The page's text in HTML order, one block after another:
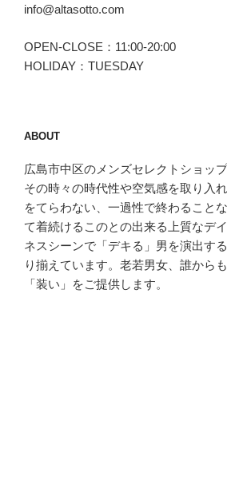
info@altasotto.com
OPEN-CLOSE：11:00-20:00
HOLIDAY：TUESDAY
ABOUT
広島市中区のメンズセレクトショップ
その時々の時代性や空気感を取り入
をてらわない、一過性で終わること
て着続けるこのとの出来る上質なデ
ネスシーンで「デキる」男を演出す
り揃えています。老若男女、誰から
「装い」をご提供します。